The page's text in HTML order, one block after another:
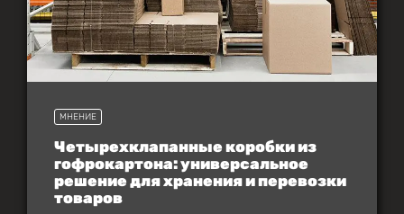
МНЕНИЕ
Четырехклапанные коробки из
гофрокартона: универсальное
решение для хранения и перевозки
товаров